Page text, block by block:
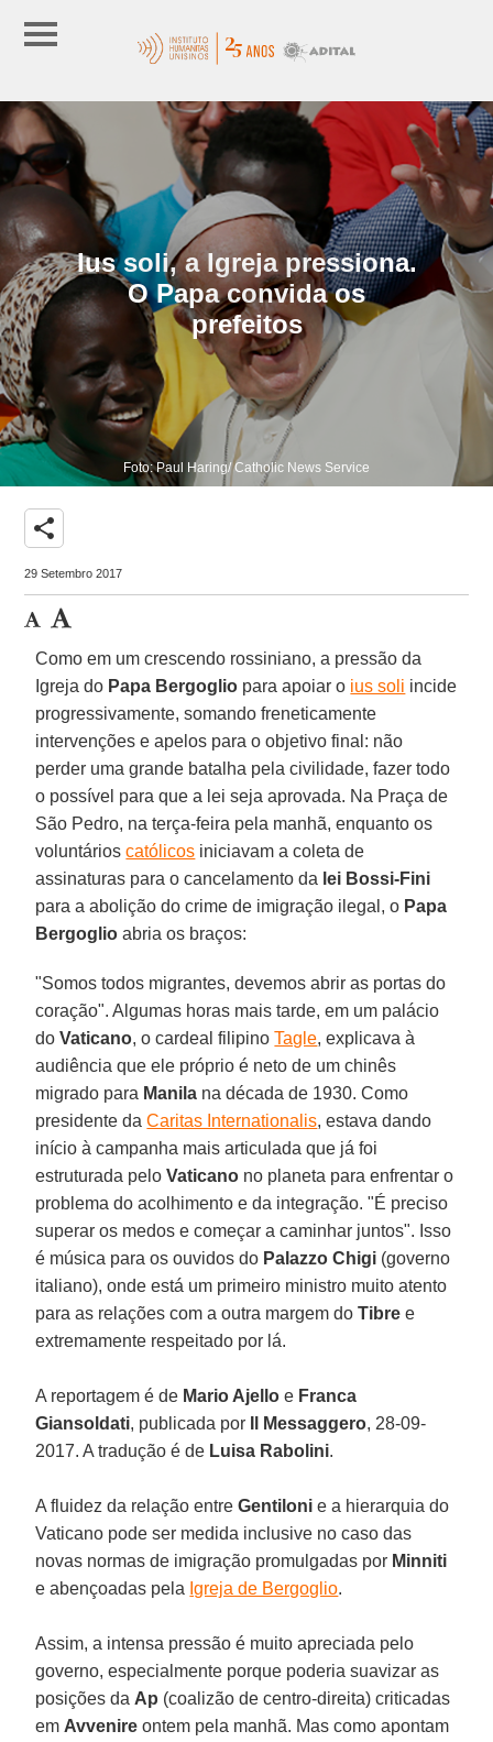
Ius soli, a Igreja pressiona.
O Papa convida os
prefeitos
Foto: Paul Haring/ Catholic News Service
share
29 Setembro 2017
Como em um crescendo rossiniano, a pressão da
Igreja do Papa Bergoglio para apoiar o ius soli incide
progressivamente, somando freneticamente
intervenções e apelos para o objetivo final: não
perder uma grande batalha pela civilidade, fazer todo
o possível para que a lei seja aprovada. Na Praça de
São Pedro, na terça-feira pela manhã, enquanto os
voluntárioscatólicos iniciavam a coleta de
assinaturas para o cancelamento da lei Bossi-Fini
para a abolição do crime de imigração ilegal, o Papa
Bergoglio abria os braços:
"Somos todos migrantes, devemos abrir as portas do
coração". Algumas horas mais tarde, em um palácio
doVaticano, o cardeal filipinoTagle, explicava à
audiência que ele próprio é neto de um chinês
migrado para Manila na década de 1930. Como
presidente daCaritas Internationalis, estava dando
início à campanha mais articulada que já foi
estruturada peloVaticano no planeta para enfrentar o
problema do acolhimento e da integração. "É preciso
superar os medos e começar a caminhar juntos". Isso
é música para os ouvidos do Palazzo Chigi (governo
italiano), onde está um primeiro ministro muito atento
para as relações com a outra margem doTibre e
extremamente respeitado por lá.
A reportagem é de Mario Ajello e Franca
Giansoldati, publicada por Il Messaggero, 28-09-
2017. A tradução é de Luisa Rabolini.
A fluidez da relação entreGentiloni e a hierarquia do
Vaticano pode ser medida inclusive no caso das
novas normas de imigração promulgadas por Minniti
e abençoadas pela Igreja de Bergoglio.
Assim, a intensa pressão é muito apreciada pelo
governo, especialmente porque poderia suavizar as
posições da Ap (coalizão de centro-direita) criticadas
em Avvenire ontem pela manhã. Mas como apontam